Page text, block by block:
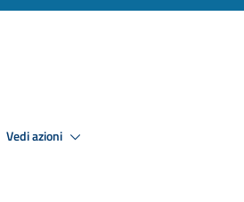
Vedi azioni